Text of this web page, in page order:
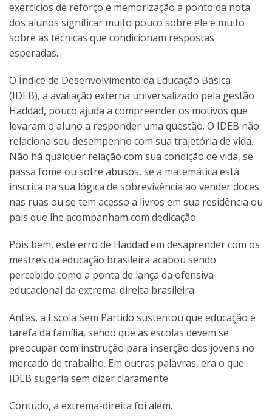
exercícios de reforço e memorização a ponto da nota
dos alunos significar muito pouco sobre ele e muito
sobre as técnicas que condicionam respostas
esperadas.
O Índice de Desenvolvimento da Educação Básica
(IDEB), a avaliação externa universalizado pela gestão
Haddad, pouco ajuda a compreender os motivos que
levaram o aluno a responder uma questão. O IDEB não
relaciona seu desempenho com sua trajetória de vida.
Não há qualquer relação com sua condição de vida, se
passa fome ou sofre abusos, se a matemática está
inscrita na sua lógica de sobrevivência ao vender doces
nas ruas ou se tem acesso a livros em sua residência ou
pais que lhe acompanham com dedicação.
Pois bem, este erro de Haddad em desaprender com os
mestres da educação brasileira acabou sendo
percebido como a ponta de lança da ofensiva
educacional da extrema-direita brasileira.
Antes, a Escola Sem Partido sustentou que educação é
tarefa da família, sendo que as escolas devem se
preocupar com instrução para inserção dos jovens no
mercado de trabalho. Em outras palavras, era o que
IDEB sugeria sem dizer claramente.
Contudo, a extrema-direita foi além.